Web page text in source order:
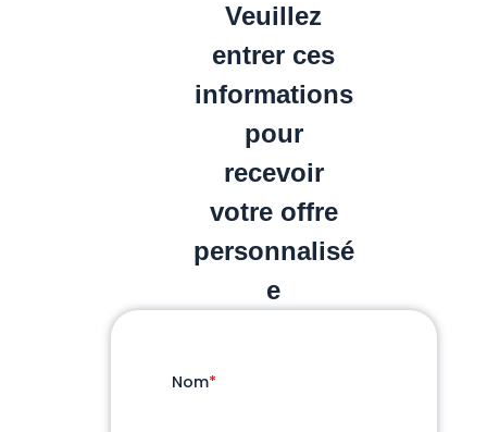
Veuillez
entrer ces
informations
pour
recevoir
votre offre
personnalisé
e